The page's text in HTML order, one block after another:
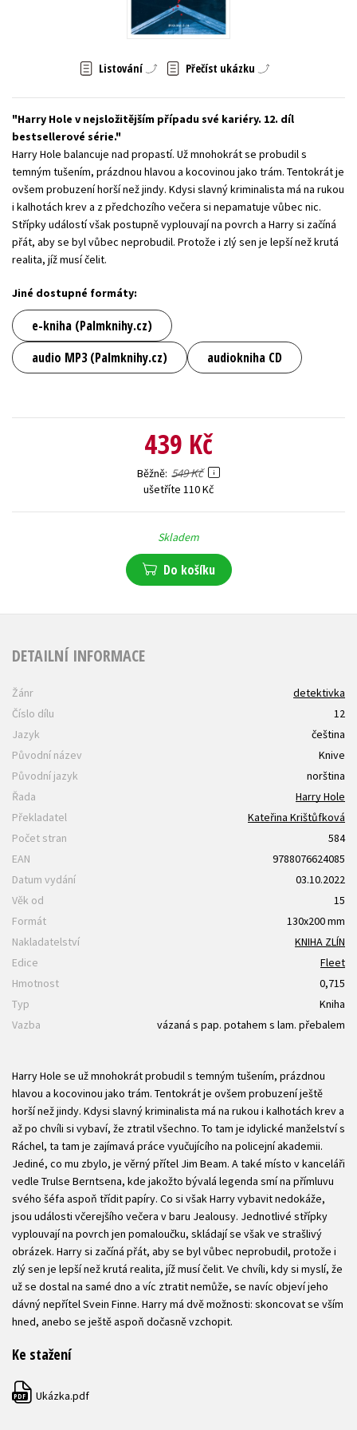
Zahraniční literatura
Všechny tituly
Listování Přečíst ukázku
Harry Hole v nejsložitějším případu své kariéry. 12. díl
bestsellerové série.
Harry Hole balancuje nad propastí. Už mnohokrát se probudil s
temným tušením, prázdnou hlavou a kocovinou jako trám. Tentokrát je
ovšem probuzení horší než jindy. Kdysi slavný kriminalista má na rukou
i kalhotách krev a z předchozího večera si nepamatuje vůbec nic.
Střípky událostí však postupně vyplouvají na povrch a Harry si začíná
přát, aby se byl vůbec neprobudil. Protože i zlý sen je lepší než krutá
realita, jíž musí čelit.
Jiné dostupné formáty:
e-kniha (Palmknihy.cz)
audio MP3 (Palmknihy.cz)
audiokniha CD
439 Kč
Běžně 549 Kč
ušetříte 110 Kč
Skladem
Do košíku
DETAILNÍ INFORMACE
Žánr
detektivka
Číslo dílu
12
Jazyk
čeština
Původní název
Knive
Původní jazyk
norština
Řada
Harry Hole
Překladatel
Kateřina Krištůfková
Počet stran
584
EAN
9788076624085
Datum vydání
03.10.2022
Věk od
15
Formát
130x200 mm
Nakladatelství
KNIHA ZLÍN
Edice
Fleet
Hmotnost
0,715
Typ
Kniha
Vazba
vázaná s pap. potahem s lam. přebalem
Harry Hole se už mnohokrát probudil s temným tušením, prázdnou
hlavou a kocovinou jako trám. Tentokrát je ovšem probuzení ještě
horší než jindy. Kdysi slavný kriminalista má na rukou i kalhotách krev a
až po chvíli si vybaví, že ztratil všechno. To tam je idylické manželství s
Ráchel, ta tam je zajímavá práce vyučujícího na policejní akademii.
Jediné, co mu zbylo, je věrný přítel Jim Beam. A také místo v kanceláři
vedle Trulse Berntsena, kde jakožto bývalá legenda smí na přímluvu
svého šéfa aspoň třídit papíry. Co si však Harry vybavit nedokáže,
jsou události včerejšího večera v baru Jealousy. Jednotlivé střípky
vyplouvají na povrch jen pomaloučku, skládají se však ve strašlivý
obrázek. Harry si začíná přát, aby se byl vůbec neprobudil, protože i
zlý sen je lepší než krutá realita, jíž musí čelit. Ve chvíli, kdy si myslí, že
už se dostal na samé dno a víc ztratit nemůže, se navíc objeví jeho
dávný nepřítel Svein Finne. Harry má dvě možnosti: skoncovat se vším
hned, anebo se ještě aspoň dočasně vzchopit.
Ke stažení
PDF Ukázka.pdf